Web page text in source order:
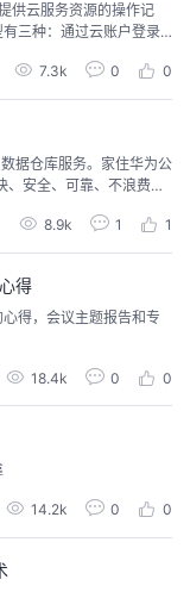
供云服务资源的操作记
三种：通过云账户登录
规性认证的不可或缺的支
的资源和系统配置变更，
7.3k 0 0
据仓库服务。家住华为公
安全、可靠、不浪费成
8.9k 1 1
得
得，会议主题报告和专
18.4k 0 0
14.2k 0 0